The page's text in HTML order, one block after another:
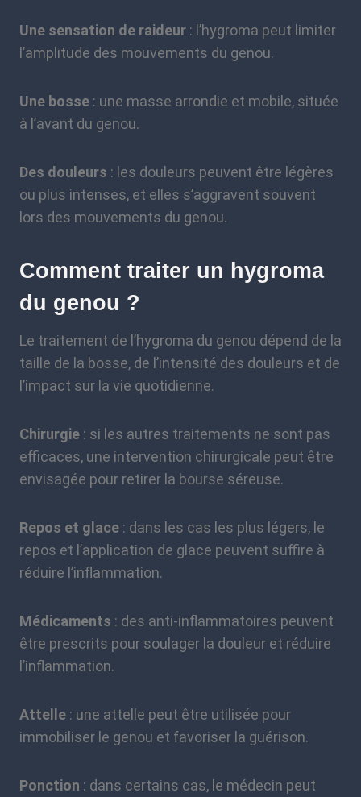
Une sensation de raideur : l’hygroma peut limiter
l’amplitude des mouvements du genou.
Une bosse : une masse arrondie et mobile, située
à l’avant du genou.
Des douleurs : les douleurs peuvent être légères
ou plus intenses, et elles s’aggravent souvent
lors des mouvements du genou.
Comment traiter un hygroma
du genou ?
Le traitement de l’hygroma du genou dépend de la
taille de la bosse, de l’intensité des douleurs et de
l’impact sur la vie quotidienne.
Chirurgie : si les autres traitements ne sont pas
efficaces, une intervention chirurgicale peut être
envisagée pour retirer la bourse séreuse.
Repos et glace : dans les cas les plus légers, le
repos et l’application de glace peuvent suffire à
réduire l’inflammation.
Médicaments : des anti-inflammatoires peuvent
être prescrits pour soulager la douleur et réduire
l’inflammation.
Attelle : une attelle peut être utilisée pour
immobiliser le genou et favoriser la guérison.
Ponction : dans certains cas, le médecin peut